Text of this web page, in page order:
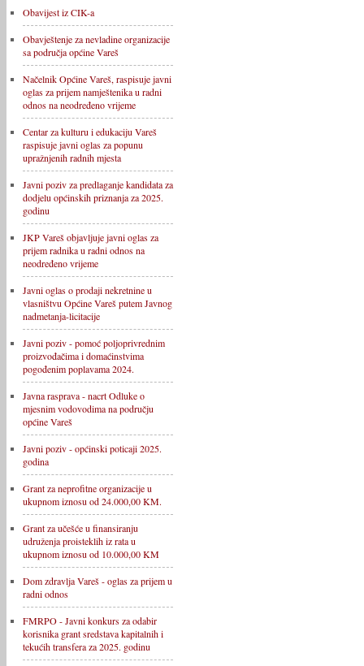
Obavijest iz CIK-a
Obavještenje za nevladine organizacije
sa područja općine Vareš
Načelnik Općine Vareš, raspisuje javni
oglas za prijem namještenika u radni
odnos na neodređeno vrijeme
Centar za kulturu i edukaciju Vareš
raspisuje javni oglas za popunu
upražnjenih radnih mjesta
Javni poziv za predlaganje kandidata za
dodjelu općinskih priznanja za 2025.
godinu
JKP Vareš objavljuje javni oglas za
prijem radnika u radni odnos na
neodređeno vrijeme
Javni oglas o prodaji nekretnine u
vlasništvu Općine Vareš putem Javnog
nadmetanja-licitacije
Javni poziv - pomoć poljoprivrednim
proizvođačima i domaćinstvima
pogođenim poplavama 2024.
Javna rasprava - nacrt Odluke o
mjesnim vodovodima na području
općine Vareš
Javni poziv - općinski poticaji 2025.
godina
Grant za neprofitne organizacije u
ukupnom iznosu od 24.000,00 KM.
Grant za učešće u finansiranju
udruženja proisteklih iz rata u
ukupnom iznosu od 10.000,00 KM
Dom zdravlja Vareš - oglas za prijem u
radni odnos
FMRPO - Javni konkurs za odabir
korisnika grant sredstava kapitalnih i
tekućih transfera za 2025. godinu